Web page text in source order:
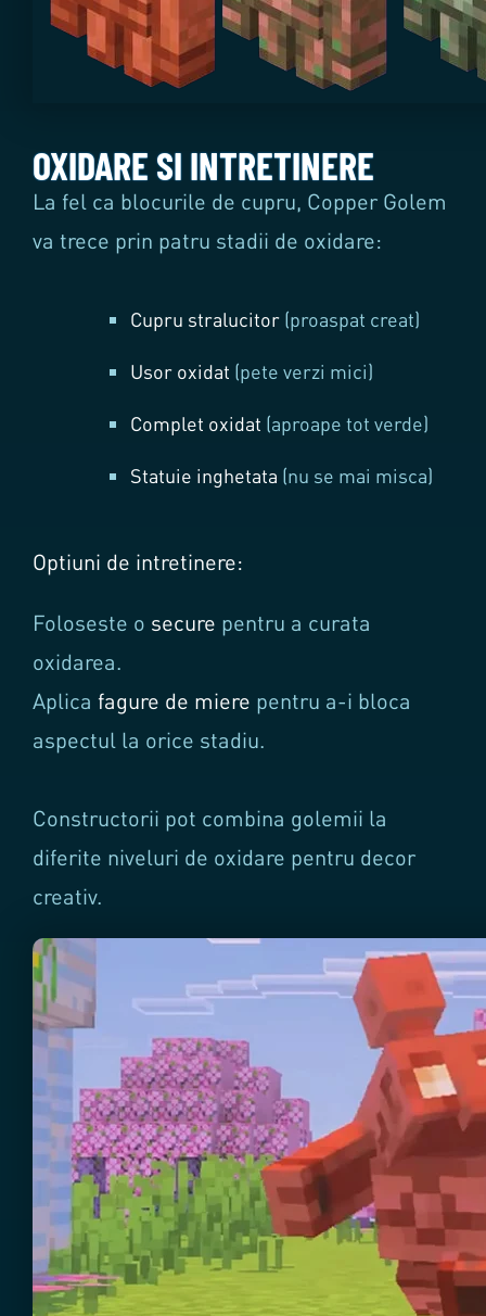
OXIDARE SI INTRETINERE
La fel ca blocurile de cupru, Copper Golem
va trece prin patru stadii de oxidare:
Cupru stralucitor (proaspat creat)
Usor oxidat (pete verzi mici)
Complet oxidat (aproape tot verde)
Statuie inghetata (nu se mai misca)
Optiuni de intretinere:
Foloseste o secure pentru a curata
oxidarea.
Aplica fagure de miere pentru a-i bloca
aspectul la orice stadiu.
Constructorii pot combina golemii la
diferite niveluri de oxidare pentru decor
creativ.